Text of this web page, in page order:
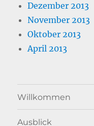
Dezember 2013
November 2013
Oktober 2013
April 2013
Willkommen
Ausblick